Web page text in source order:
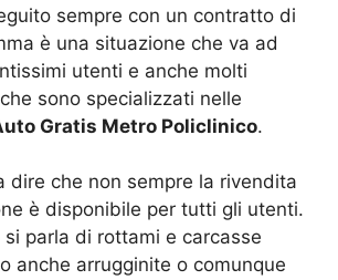
sempre con un contratto di
è una situazione che va ad
utenti e anche molti
sono specializzati nelle
Gratis Metro Policlinico.
dire che non sempre la rivendita
è disponibile per tutti gli utenti.
parla di rottami e carcasse
anche arrugginite o comunque